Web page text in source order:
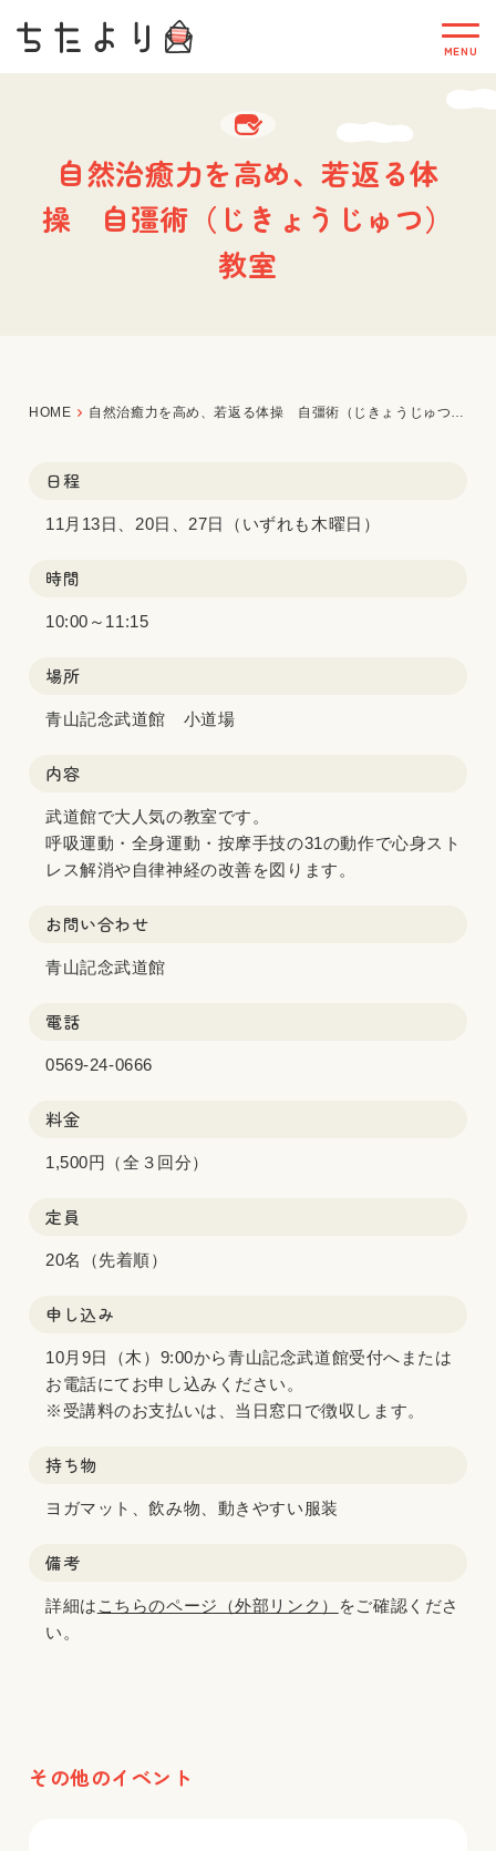
自然治癒力を高め、若返る体
操 自彊術（じきょうじゅつ）
教室
HOME 自然治癒力を高め、若返る体操 自彊術（じきょうじゅつ）教室
日程
11月13日、20日、27日（いずれも木曜日）
時間
10:00～11:15
場所
青山記念武道館 小道場
内容
武道館で大人気の教室です。
呼吸運動・全身運動・按摩手技の31の動作で心身スト
レス解消や自律神経の改善を図ります。
お問い合わせ
青山記念武道館
電話
0569-24-0666
料金
1,500円（全３回分）
定員
20名（先着順）
申し込み
10月9日（木）9:00から青山記念武道館受付へまたは
お電話にてお申し込みください。
※受講料のお支払いは、当日窓口で徴収します。
持ち物
ヨガマット、飲み物、動きやすい服装
備考
詳細は こちらのページ（外部リンク）
をご確認くださ
い。
その他のイベント